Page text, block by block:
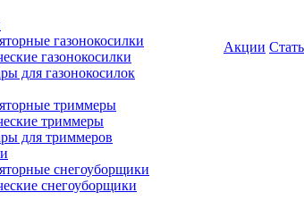
газонокосилки
газонокосилки
для газонокосилок
триммеры
триммеры
для триммеров
снегоуборщики
снегоуборщики
Акции